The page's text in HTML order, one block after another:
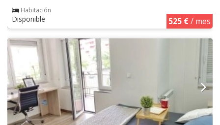
Habitación
Disponible 525 €/ mes